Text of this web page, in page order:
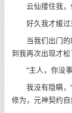
云仙搂住我，什
好久我才缓过
当我们出门的
到我再次出现才松
“主人，你没事
我没有隐瞒，“
修为，元神契约